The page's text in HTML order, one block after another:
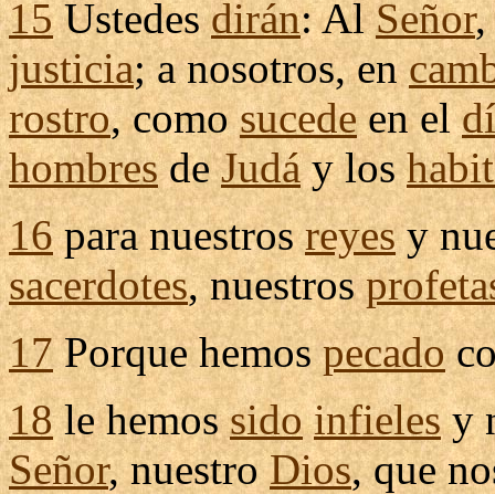
15Ustedesdirán: AlSeñor
justicia; a nosotros, en
rostro, comosucedeen el
hombresdeJudáy los
16para nuestrosreyesy
sacerdotes, nuestros
17Porque hemospecado
18le hemossido infielesy
Señor, nuestroDios, que